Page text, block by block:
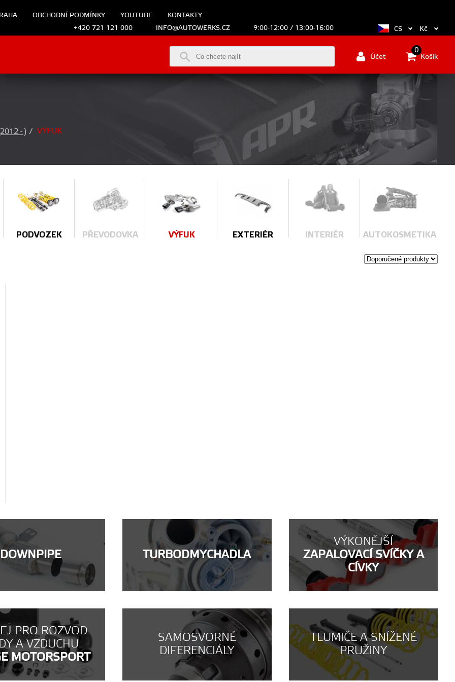
OBCHODNÍ PODMÍNKY YOUTUBE
KONTAKTY
+420 721 121 000
INFO@AUTOWERKS.CZ 9:00-12:00 / 13:00-16:00 CS Kč
Účet Košík
0
- ) / VÝFUK
PODVOZEK PŘEVODOVKA VÝFUK EXTERIÉR INTERIÉR AUTOKOSMETIKA
DOWNPIPE TURBODMYCHADLA
VÝKONĚJŠÍ
ZAPALOVACÍ SVÍČKY A
CÍVKY
PRO ROZVOD
A VZDUCHU
MOTORSPORT
SAMOSVORNÉ
DIFERENCIÁLY
TLUMIČE A SNÍŽENÉ
PRUŽINY